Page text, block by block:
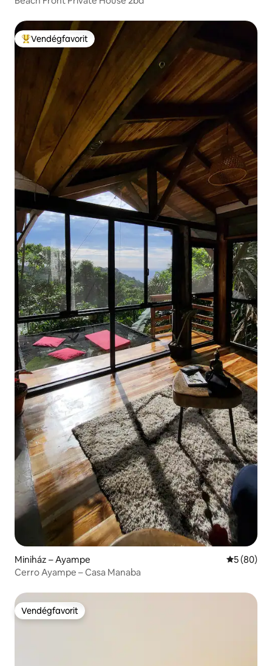
Kiemelt vendégfavorit
Vendégfavorit
Miniház – Ayampe Átlagos
5 (80)
Cerro Ayampe – Casa Manaba
Vendégfavorit
Vendégfavorit